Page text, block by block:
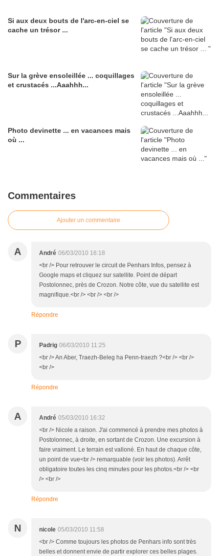
Si aux deux bouts de l'arc-en-ciel se
cache un trésor ...
Sur la grève ensoleillée ... coquillages
et crustacés ...Aaahhh...
Photo devinette ... en vacances mais
où ...
Commentaires
Ajouter un commentaire
A André 06/03/2010 16:18
<br /> Pour retrouver le circuit de Penhars Infos, pensez à
Google maps et cliquez sur satellite. Point de départ
Postolonnec, près de Crozon. Notre côte, vue du satellite est
magnifique.<br /> <br /> <br />
Répondre
P Padrig 06/03/2010 11:25
<br /> An Aber, Traezh-Beleg ha Penn-traezh ?<br /> <br />
<br />
Répondre
A André 05/03/2010 16:32
<br /> Nicole a raison. J'ai commencé à prendre mes photos à
Postolonnec, à droite, en sortant de Crozon. Une excursion à
faire vraiment. Le terrain est valloné. En haut de chaque côte,
un point de vue<br /> remarquable (voir les photos). Arrêt
obligatoire toutes les cinq minutes pour les photos.<br /> <br
/> <br />
Répondre
N nicole 05/03/2010 11:58
<br /> Comme toujours les photos de Penhars info sont très
belles et donnent envie de partir explorer ces belles plages.